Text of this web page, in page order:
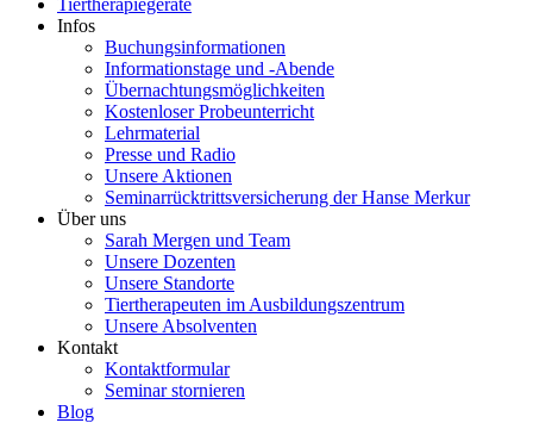
Tiertherapiegeräte
Infos
Buchungsinformationen
Informationstage und -Abende
Übernachtungsmöglichkeiten
Kostenloser Probeunterricht
Lehrmaterial
Presse und Radio
Unsere Aktionen
Seminarrücktrittsversicherung der Hanse Merkur
Über uns
Sarah Mergen und Team
Unsere Dozenten
Unsere Standorte
Tiertherapeuten im Ausbildungszentrum
Unsere Absolventen
Kontakt
Kontaktformular
Seminar stornieren
Blog